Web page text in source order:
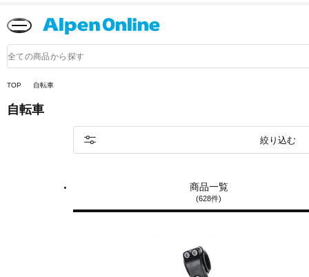
品
検
TOP
自転車
自転車
商品一覧
(628件)
絞り込む